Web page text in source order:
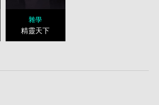
雜學
精靈天下